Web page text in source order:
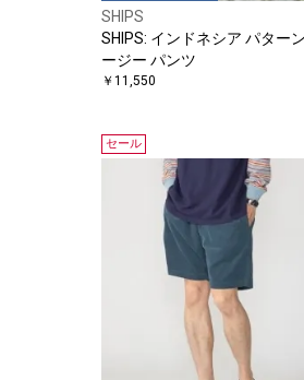
SHIPS
SHIPS: インドネシア パター
ージー パンツ
￥11,550
セール